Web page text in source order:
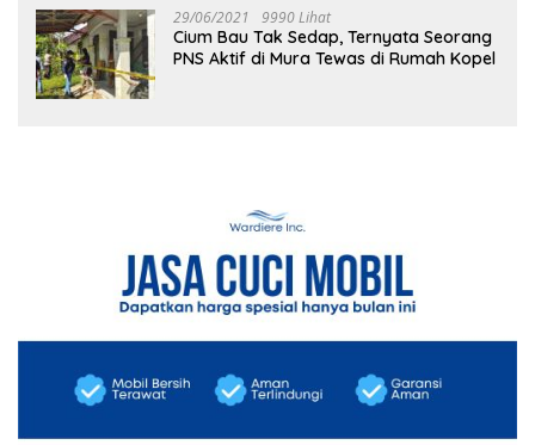
29/06/2021 9990 Lihat
Cium Bau Tak Sedap, Ternyata Seorang
PNS Aktif di Mura Tewas di Rumah Kopel